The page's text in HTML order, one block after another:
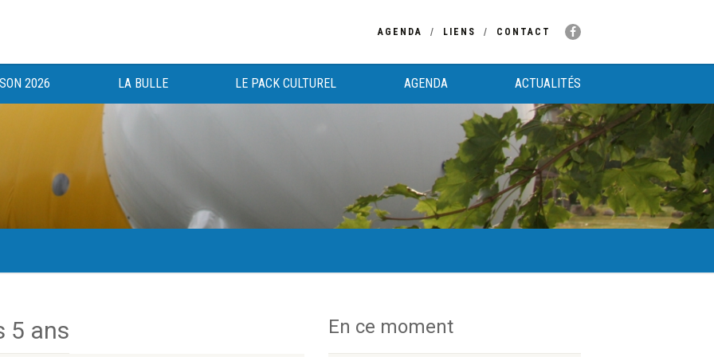
AGENDA LIENS CONTACT
2026 LA BULLE LE PACK CULTUREL AGENDA ACTUALITÉS
au bénéfice des haut-saônois depuis 1983.
5 ans En ce moment